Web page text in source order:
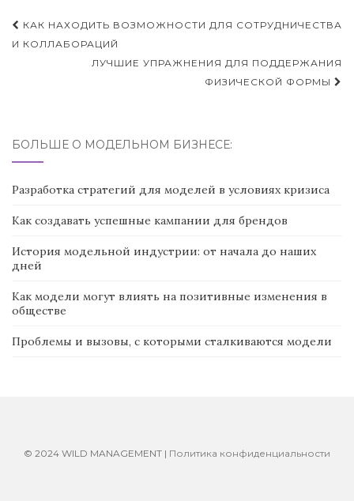
Навигация записей
КАК НАХОДИТЬ ВОЗМОЖНОСТИ ДЛЯ СОТРУДНИЧЕСТВА
И КОЛЛАБОРАЦИЙ
ЛУЧШИЕ УПРАЖНЕНИЯ ДЛЯ ПОДДЕРЖАНИЯ
ФИЗИЧЕСКОЙ ФОРМЫ
БОЛЬШЕ О МОДЕЛЬНОМ БИЗНЕСЕ:
Разработка стратегий для моделей в условиях кризиса
Как создавать успешные кампании для брендов
История модельной индустрии: от начала до наших
дней
Как модели могут влиять на позитивные изменения в
обществе
Проблемы и вызовы, с которыми сталкиваются модели
© 2024 WILD MANAGEMENT | Политика конфиденциальности